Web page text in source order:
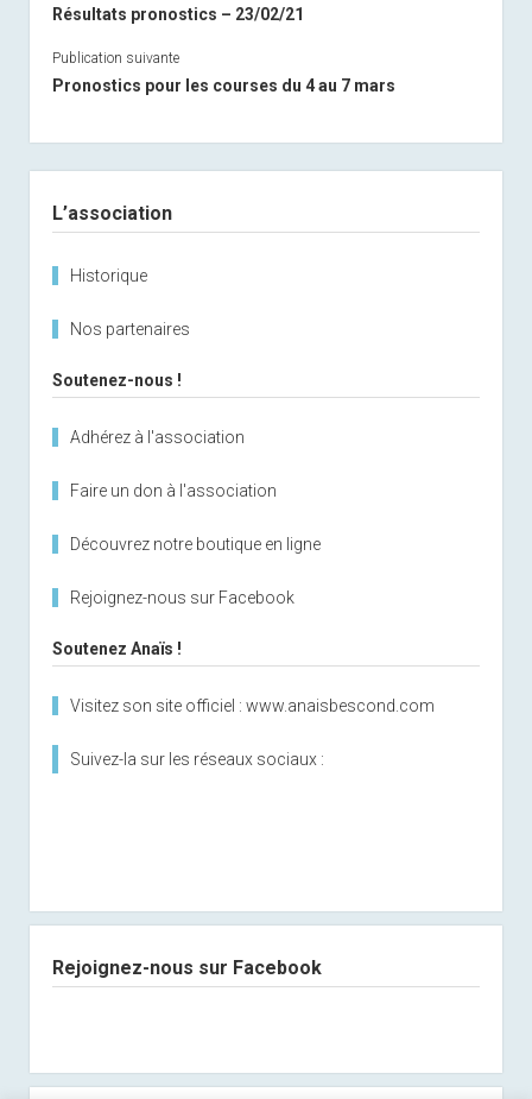
Résultats pronostics – 23/02/21
Publication suivante
Pronostics pour les courses du 4 au 7 mars
L’association
Historique
Nos partenaires
Soutenez-nous !
Adhérez à l'association
Faire un don à l'association
Découvrez notre boutique en ligne
Rejoignez-nous sur Facebook
Soutenez Anaïs !
Visitez son site officiel : www.anaisbescond.com
Suivez-la sur les réseaux sociaux :
Rejoignez-nous sur Facebook